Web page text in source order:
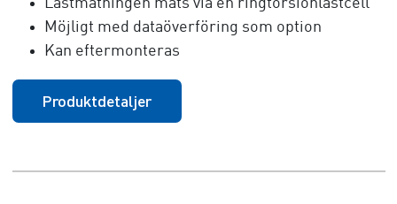
Lastmätningen mäts via en ringtorsionlastcell
Möjligt med dataöverföring som option
Kan eftermonteras
Produktdetaljer